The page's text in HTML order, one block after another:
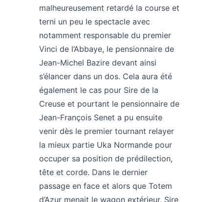
malheureusement retardé la course et
terni un peu le spectacle avec
notamment responsable du premier
Vinci de l’Abbaye, le pensionnaire de
Jean-Michel Bazire devant ainsi
s’élancer dans un dos. Cela aura été
également le cas pour Sire de la
Creuse et pourtant le pensionnaire de
Jean-François Senet a pu ensuite
venir dès le premier tournant relayer
la mieux partie Uka Normande pour
occuper sa position de prédilection,
tête et corde. Dans le dernier
passage en face et alors que Totem
d’Azur menait le wagon extérieur, Sire